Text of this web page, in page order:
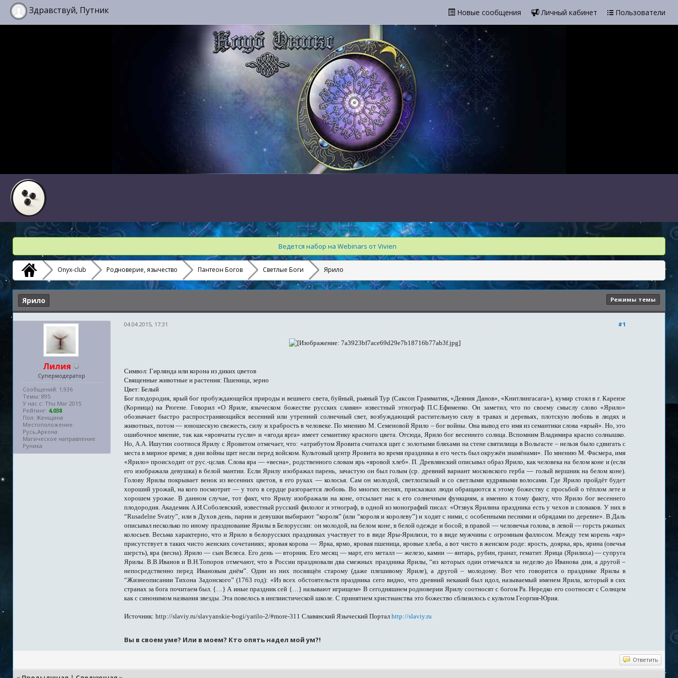
Новые сообщения Личный кабинет Пользователи
Здравствуй, Путник
Ведется набор на Webinars от Vivien
Onyx-club Родноверие, язычество Пантеон Богов Светлые Боги Ярило
Режимы темы
Ярило
Лилия
Супермодератор
Сообщений: 1,936
Темы: 895
У нас с: Thu Mar 2015
Рейтинг: 4,038
Пол: Женщина
Местоположение:
Русь,Аркона
Магическое направление:
Руника
#1
04.04.2015, 17:31
Символ: Гирлянда или корона из диких цветов
Священные животные и растения: Пшеница, зерно
Цвет: Белый
Бог плодородия, ярый бог пробуждающейся природы и вешнего света, буйный, рьяный Тур (Саксон Грамматик, «Деяния Данов», «Книтлингасага»), кумир стоял в г. Карензе
(Корница) на Рюгене. Говорил «О Яриле, языческом божестве русских славян» известный этнограф П.С.Ефименко. Он заметил, что по своему смыслу слово «Ярило»
обозначает быстро распространяющийся весенний или утренний солнечный свет, возбуждающий растительную силу в травах и деревьях, плотскую любовь в людях и
животных, потом — юношескую свежесть, силу и храбрость в человеке. По мнению М. Семеновой Ярило – бог войны. Она вывод его имя из семантики слова «ярый». Но, это
ошибочное мнение, так как «яровчаты гусли» и «ягода ярга» имеет семантику красного цвета. Отсюда, Ярило бог весеннего солнца. Вспомним Владимира красно солнышко.
Но, А.А. Ишутин соотнося Ярилу с Яровитом отмечает, что: «атрибутом Яровита считался щит с золотыми бляхами на стене святилища в Вольгасте – нельзя было сдвигать с
места в мирное время; в дни войны щит несли перед войском. Культовый центр Яровита во время праздника в его честь был окружён знамёнами». По мнению М. Фасмера, имя
«Ярило» происходит от рус.-цслав. Слова яра — «весна», родственного словам ярь «яровой хлеб». П. Древлянский описывал образ Ярило, как человека на белом коне и (если
его изображала девушка) в белой мантии. Если Ярилу изображал парень, зачастую он был голым (ср. древний вариант московского герба — голый вершник на белом коне).
Голову Ярилы покрывает венок из весенних цветов, в его руках — колосья. Сам он молодой, светлоглазый и со светлыми кудрявыми волосами. Где Ярило пройдёт будет
хороший урожай, на кого посмотрит — у того в сердце разгорается любовь. Во многих песнях, присказках люди обращаются к этому божеству с просьбой о тёплом лете и
хорошем урожае. В данном случае, тот факт, что Ярилу изображали на коне, отсылает нас к его солнечным функциям, а именно к тому факту, что Ярило бог весеннего
плодородия. Академик А.И.Соболевский, известный русский филолог и этнограф, в одной из монографий писал: «Отзвук Ярилина праздника есть у чехов и словаков. У них в
“Rusadelne Svatry”, или в Духов день, парни и девушки выбирают “короля” (или “короля и королеву”) и ходят с ними, с особенными песнями и обрядами по деревне». В.Даль
описывал несколько по иному празднование Ярилы в Белоруссии: он молодой, на белом коне, в белой одежде и босой; в правой — человечья голова, в левой — горсть ржаных
колосьев. Весьма характерно, что и Ярило в белорусских праздниках участвует то в виде Яры-Ярилихи, то в виде мужчины с огромным фаллосом. Между тем корень «яр»
присутствует в таких чисто женских сочетаниях; яровая корова — Ярка, ярмо, яровая пшеница, яровые хлеба, а вот чисто в женском роде: ярость, доярка, ярь, ярина (овечья
шерсть), яра (весна). Ярило — сын Велеса. Его день — вторник. Его месяц — март, его металл — железо, камни — янтарь, рубин, гранат, гематит. Ярица (Ярилиха) — супруга
Ярилы. В.В.Иванов и В.Н.Топоров отмечают, что в России праздновали два смежных праздника Ярилы, “из которых один отмечался за неделю до Иванова дня, а другой –
непосредственно перед Ивановым днём”. Один из них посвящён старому (даже плешивому Яриле), а другой – молодому. Вот что говорится о празднике Ярилы в
“Жизнеописании Тихона Задонского” (1763 год): «Из всех обстоятельств праздника сего видно, что древний некакий был идол, называемый именем Ярила, который в сих
странах за бога почитаем был. {…} А иные праздник сей {…} называют игрищем» В сегодняшнем родноверии Ярилу соотносят с богом Ра. Нередко его соотносят с Солнцем
как с синонимом названия звезды. Эта повелось в инглиистической школе. С принятием христианства это божество сблизилось с культом Георгия-Юрия.
Источник: http://slaviy.ru/slavyanskie-bogi/yarilo-2/#more-311 Славянский Языческий Портал http://slaviy.ru
Вы в своем уме? Или в моем? Кто опять надел мой ум?!
Ответить